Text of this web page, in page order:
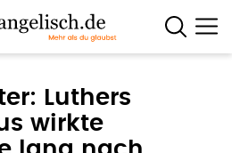
Luthers
wirkte